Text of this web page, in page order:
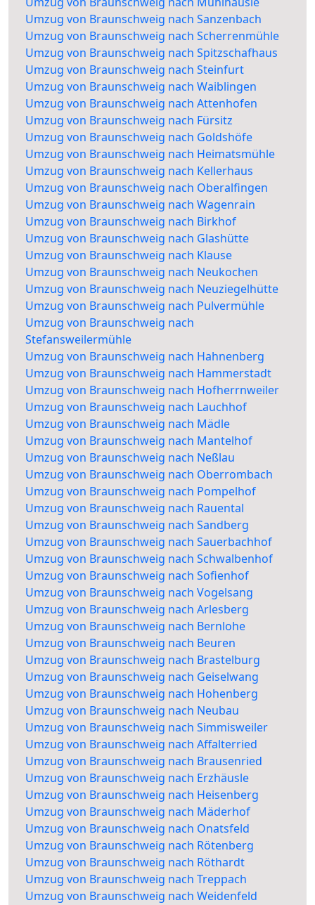
Umzug von Braunschweig nach Sanzenbach
Umzug von Braunschweig nach Scherrenmühle
Umzug von Braunschweig nach Spitzschafhaus
Umzug von Braunschweig nach Steinfurt
Umzug von Braunschweig nach Waiblingen
Umzug von Braunschweig nach Attenhofen
Umzug von Braunschweig nach Fürsitz
Umzug von Braunschweig nach Goldshöfe
Umzug von Braunschweig nach Heimatsmühle
Umzug von Braunschweig nach Kellerhaus
Umzug von Braunschweig nach Oberalfingen
Umzug von Braunschweig nach Wagenrain
Umzug von Braunschweig nach Birkhof
Umzug von Braunschweig nach Glashütte
Umzug von Braunschweig nach Klause
Umzug von Braunschweig nach Neukochen
Umzug von Braunschweig nach Neuziegelhütte
Umzug von Braunschweig nach Pulvermühle
Umzug von Braunschweig nach
Stefansweilermühle
Umzug von Braunschweig nach Hahnenberg
Umzug von Braunschweig nach Hammerstadt
Umzug von Braunschweig nach Hofherrnweiler
Umzug von Braunschweig nach Lauchhof
Umzug von Braunschweig nach Mädle
Umzug von Braunschweig nach Mantelhof
Umzug von Braunschweig nach Neßlau
Umzug von Braunschweig nach Oberrombach
Umzug von Braunschweig nach Pompelhof
Umzug von Braunschweig nach Rauental
Umzug von Braunschweig nach Sandberg
Umzug von Braunschweig nach Sauerbachhof
Umzug von Braunschweig nach Schwalbenhof
Umzug von Braunschweig nach Sofienhof
Umzug von Braunschweig nach Vogelsang
Umzug von Braunschweig nach Arlesberg
Umzug von Braunschweig nach Bernlohe
Umzug von Braunschweig nach Beuren
Umzug von Braunschweig nach Brastelburg
Umzug von Braunschweig nach Geiselwang
Umzug von Braunschweig nach Hohenberg
Umzug von Braunschweig nach Neubau
Umzug von Braunschweig nach Simmisweiler
Umzug von Braunschweig nach Affalterried
Umzug von Braunschweig nach Brausenried
Umzug von Braunschweig nach Erzhäusle
Umzug von Braunschweig nach Heisenberg
Umzug von Braunschweig nach Mäderhof
Umzug von Braunschweig nach Onatsfeld
Umzug von Braunschweig nach Rötenberg
Umzug von Braunschweig nach Röthardt
Umzug von Braunschweig nach Treppach
Umzug von Braunschweig nach Weidenfeld